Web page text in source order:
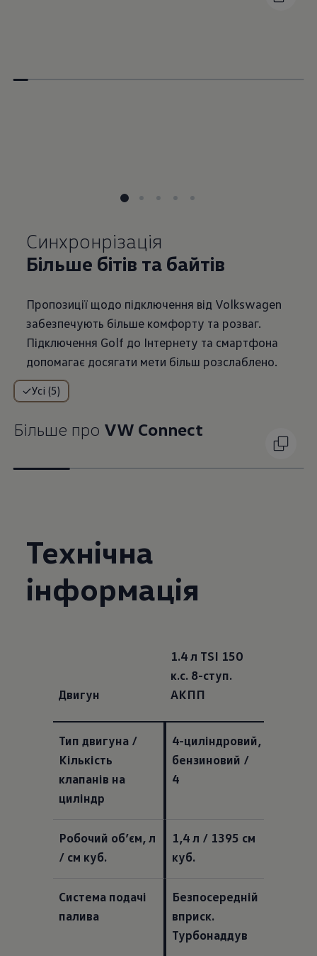
Більше бітів та байтів
Пропозиції щодо підключення від Volkswagen
забезпечують більше комфорту та розваг.
Підключення Golf до Інтернету та смартфона
допомагає досягати мети більш розслаблено.
Усі (5)
Більше про VW Connect
Технічна
інформація
Двигун
1.4 л TSI 150
к.с. 8-ступ.
АКПП
Тип двигуна /
Кількість
клапанів на
циліндр
4-циліндровий,
бензиновий /
4
Робочий об’єм, л
/ см куб.
1,4 л / 1395 см
куб.
Система подачі
палива
Безпосередній
вприск.
Турбонаддув